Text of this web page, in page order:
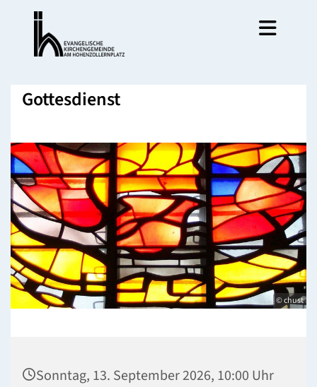
Gottesdienst
© chust
Sonntag, 13. September 2026, 10:00 Uhr